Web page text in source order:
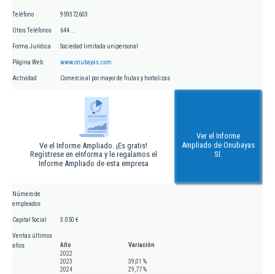
Teléfono 959372603
Otros Teléfonos 644...
Forma Jurídica Sociedad limitada unipersonal
Página Web www.onubayas.com
Actividad Comercio al por mayor de frutas y hortalizas
Ve el Informe Ampliado. ¡Es gratis!
Regístrese en eInforma y le regalamos el
Informe Ampliado de esta empresa
Ver el Informe
Ampliado de Onubayas
Sl.
Número de
empleados
Capital Social 3.050 €
Ventas últimos
años
Año
Variación
2022
2023
39,01 %
2024
29,77 %